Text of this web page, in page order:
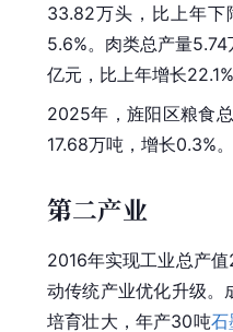
33.82万头，比上年下
5.6%。肉类总产量
亿元，比上年增长
2025年，旌阳区粮食
17.68万吨，增长0.3%。
第二产业
2016年实现工业总产
动传统产业优化升级。
培育壮大，年产30吨石